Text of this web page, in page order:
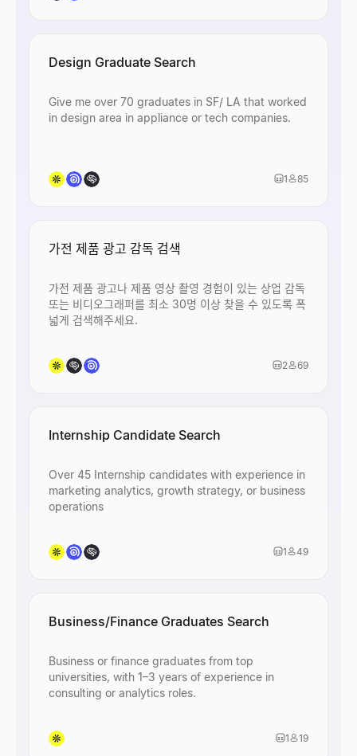
Design Graduate Search
Give me over 70 graduates in SF/ LA that worked
in design area in appliance or tech companies.
1 85
가전 제품 광고 감독 검색
가전 제품 광고나 제품 영상 촬영 경험이 있는 상업 감독
또는 비디오그래퍼를 최소 30명 이상 찾을 수 있도록 폭
넓게 검색해주세요.
2 69
Internship Candidate Search
Over 45 Internship candidates with experience in
marketing analytics, growth strategy, or business
operations
1 49
Business/Finance Graduates Search
Business or finance graduates from top
universities, with 1–3 years of experience in
consulting or analytics roles.
1 19